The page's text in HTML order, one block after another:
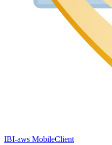
IBI-aws MobileClient